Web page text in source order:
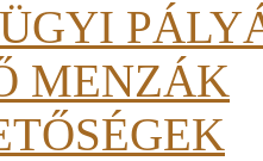
MENZÁK